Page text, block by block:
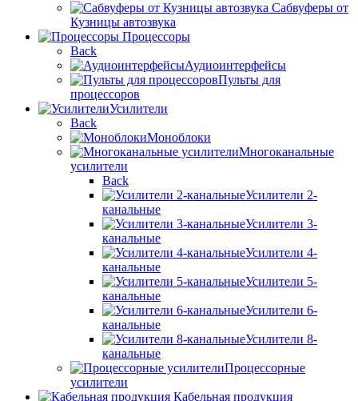
Сабвуферы от
Кузницы автозвука
Процессоры
Back
Аудиоинтерфейсы
Пульты для
процессоров
Усилители
Back
Моноблоки
Многоканальные
усилители
Back
Усилители 2-
канальные
Усилители 3-
канальные
Усилители 4-
канальные
Усилители 5-
канальные
Усилители 6-
канальные
Усилители 8-
канальные
Процессорные
усилители
Кабельная продукция